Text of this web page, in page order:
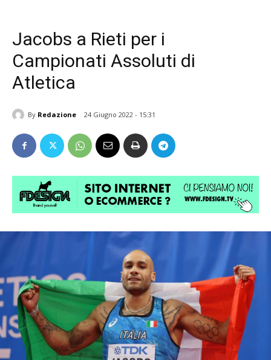
Jacobs a Rieti per i
Campionati Assoluti di
Atletica
By Redazione 24 Giugno 2022 - 15:31